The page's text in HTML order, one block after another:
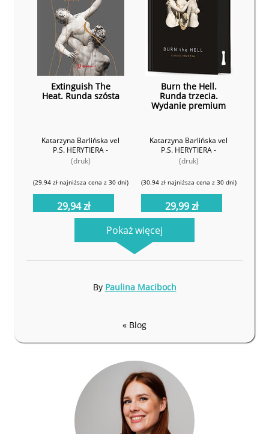
Extinguish The
Heat. Runda szósta
Katarzyna Barlińska vel
P.S. HERYTIERA -
"Pizgacz"
(druk)
(29.94 zł najniższa cena z 30 dni)
29,94 zł
Burn the Hell.
Runda trzecia.
Wydanie premium
Katarzyna Barlińska vel
P.S. HERYTIERA -
"Pizgacz"
(druk)
(30.94 zł najniższa cena z 30 dni)
29,99 zł
Extinguish the Heat.
Runda piąta.
Wydanie premium
Burn the Hell.
Runda czwarta.
Wydanie premium
Pokaż więcej
« Blog
By Paulina Maciboch